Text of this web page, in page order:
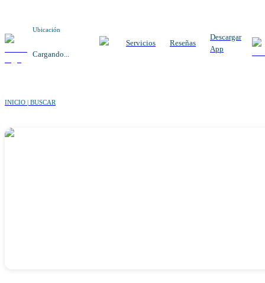
Ubicación
Cargando...
Servicios Reseñas
Descargar
App
INICIO | BUSCAR